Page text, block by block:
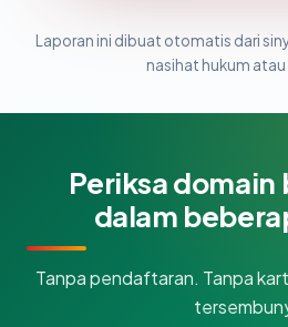
Laporan ini dibuat otomatis dari
nasihat hukum atau
Periksa
dalam
Tanpa pendaftaran. Tanpa